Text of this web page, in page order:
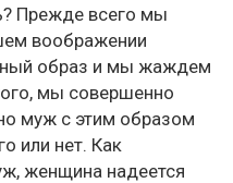
Прежде всего мы
воображении
образ и мы жаждем
мы совершенно
муж с этим образом
или нет. Как
женщина надеется